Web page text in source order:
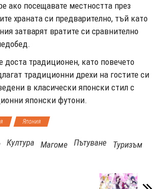
ако посещавате местността през
храната си предварително, тъй като
затварят вратите си сравнително
доста традиционен, като повечето
традиционни дрехи на гостите си
в класически японски стил с
японски футони.
Япония
Култура Магоме Пътуване
Туризъм